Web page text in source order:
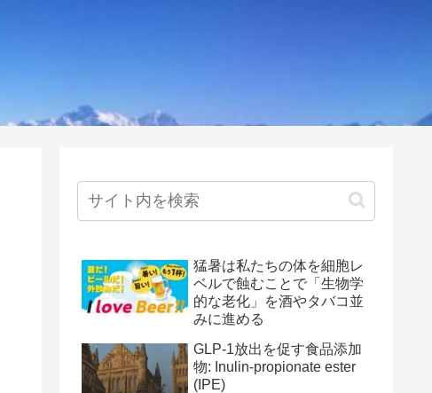
猛暑は私たちの体を細胞レ
ベルで蝕むことで「生物学
的な老化」を酒やタバコ並
みに進める
GLP-1放出を促す食品添加
物: Inulin-propionate ester
(IPE)